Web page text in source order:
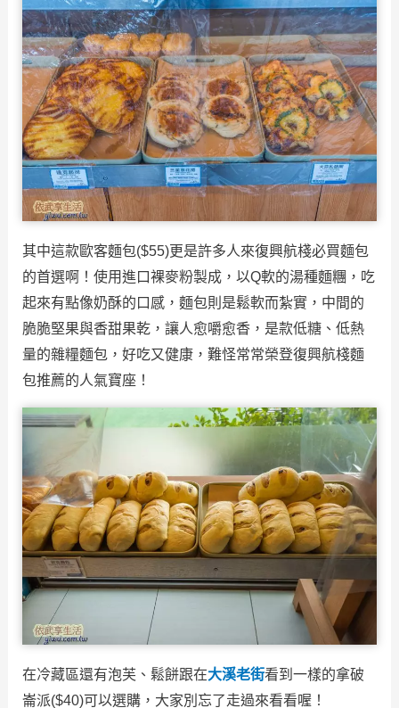
其中這款歐客麵包($55)更是許多人來復興航棧必買麵包
的首選啊！使用進口裸麥粉製成，以Q軟的湯種麵糰，吃
起來有點像奶酥的口感，麵包則是鬆軟而紮實，中間的
脆脆堅果與香甜果乾，讓人愈嚼愈香，是款低糖、低熱
量的雜糧麵包，好吃又健康，難怪常常榮登復興航棧麵
包推薦的人氣寶座！
在冷藏區還有泡芙、鬆餅跟在大溪老街看到一樣的拿破
崙派($40)可以選購，大家別忘了走過來看看喔！